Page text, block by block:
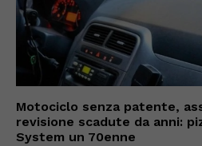
Motociclo senza patente,
revisione scadute da anni:
System un 70enne